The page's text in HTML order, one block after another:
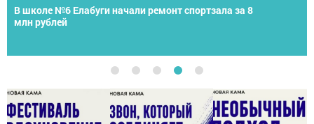
Летнее первенство Елабуги по теннису собрало юных
спортсменов со всей России